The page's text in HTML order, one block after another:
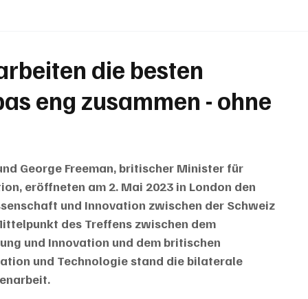
die besten
eng zusammen - ohne
George Freeman, britischer Minister für
eröffneten am 2. Mai 2023 in London den
und Innovation zwischen der Schweiz
des Treffens zwischen dem
und Innovation und dem britischen
und Technologie stand die bilaterale